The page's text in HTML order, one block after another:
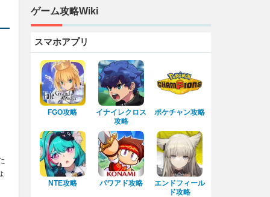
ゲーム攻略Wiki
スマホアプリ
FGO攻略
イナイレクロス
攻略
ポケチャン攻略
NTE攻略 パワアド攻略
エンドフィール
ド攻略